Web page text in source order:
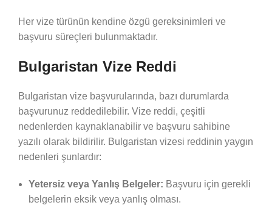
Her vize türünün kendine özgü gereksinimleri ve
başvuru süreçleri bulunmaktadır.
Bulgaristan Vize Reddi
Bulgaristan vize başvurularında, bazı durumlarda
başvurunuz reddedilebilir. Vize reddi, çeşitli
nedenlerden kaynaklanabilir ve başvuru sahibine
yazılı olarak bildirilir. Bulgaristan vizesi reddinin yaygın
nedenleri şunlardır:
Yetersiz veya Yanlış Belgeler: Başvuru için gerekli
belgelerin eksik veya yanlış olması.